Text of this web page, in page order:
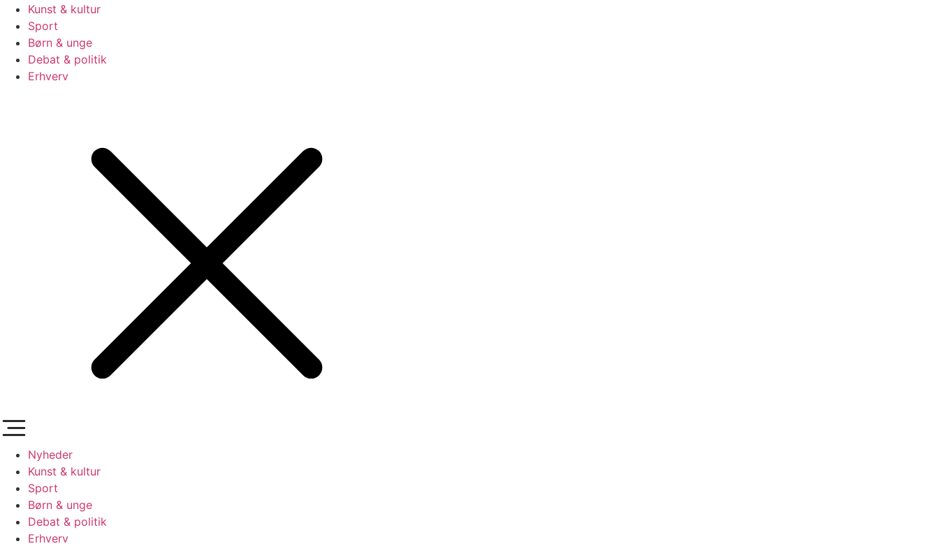
Kunst & kultur
Sport
Børn & unge
Debat & politik
Erhverv
Nyheder
Kunst & kultur
Sport
Børn & unge
Debat & politik
Erhverv